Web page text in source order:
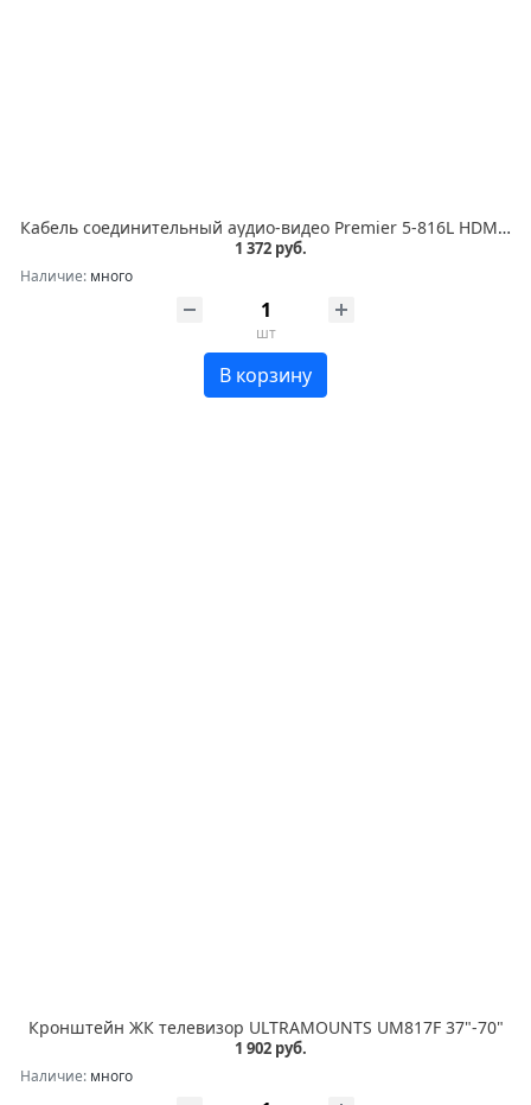
Кабель соединительный аудио-видео Premier 5-816L HDMI (m)/HDMI (m) 10м. черный (5-816L 10.0)
1 372 руб.
Наличие: много
шт
В корзину
Кронштейн ЖК телевизор ULTRAMOUNTS UM817F 37"-70"
1 902 руб.
Наличие: много